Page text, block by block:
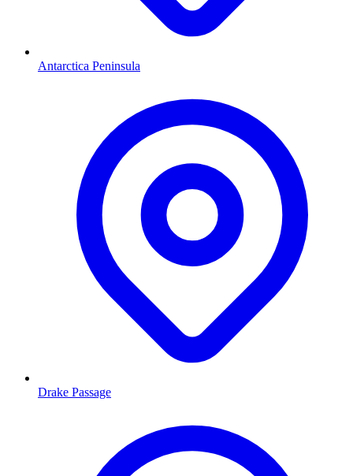
Antarctica Peninsula
Drake Passage